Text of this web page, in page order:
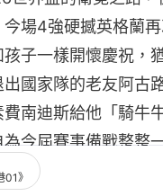
場4強硬撼英格蘭
子一樣開懷慶祝，
國家隊的老友阿古
南迪斯給他「騎牛
今屆賽事備戰整整
阿根廷獲優待的說法
》